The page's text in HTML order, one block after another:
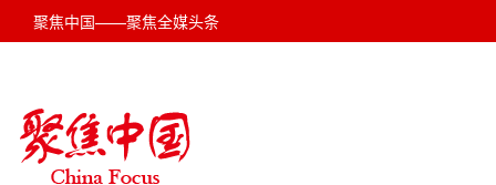
聚焦中国——聚焦全媒头条